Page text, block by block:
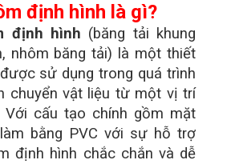
định hình là gì?
định hình (băng tải khung
nhôm băng tải) là một thiết
sử dụng trong quá trình
chuyển vật liệu từ một vị trí
cấu tạo chính gồm mặt
bằng PVC với sự hỗ trợ
định hình chắc chắn và dễ